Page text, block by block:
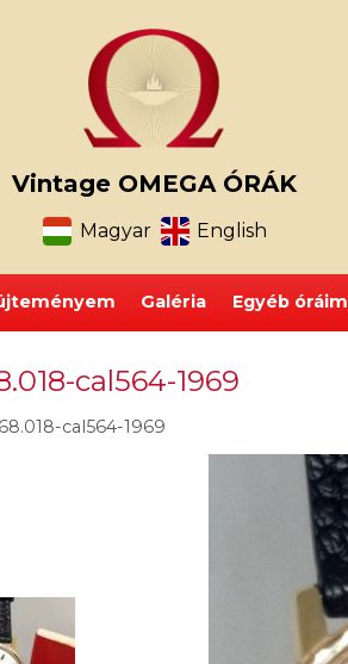
Vintage OMEGA ÓRÁK
Magyar English
Galéria Egyéb óráim
cal564-1969
cal564-1969